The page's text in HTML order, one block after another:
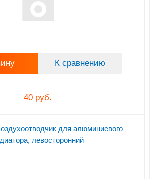
К сравнению
40 руб.
для алюминиевого
левосторонний